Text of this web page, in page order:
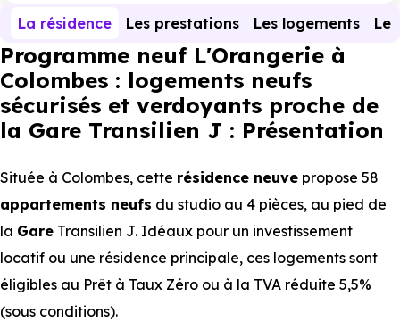
La résidence Les prestations Les logements Le
Programme neuf L'Orangerie à
Colombes : logements neufs
sécurisés et verdoyants proche de
la Gare Transilien J : Présentation
Située à Colombes, cette résidence neuve propose 58
appartements neufs du studio au 4 pièces, au pied de
la Gare Transilien J. Idéaux pour un investissement
locatif ou une résidence principale, ces logements sont
éligibles au Prêt à Taux Zéro ou à la TVA réduite 5,5%
(sous conditions).